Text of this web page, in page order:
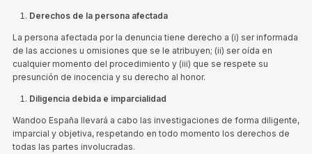
Derechos de la persona afectada
La persona afectada por la denuncia tiene derecho a (i) ser informada
de las acciones u omisiones que se le atribuyen; (ii) ser oída en
cualquier momento del procedimiento y (iii) que se respete su
presunción de inocencia y su derecho al honor.
Diligencia debida e imparcialidad
Wandoo España llevará a cabo las investigaciones de forma diligente,
imparcial y objetiva, respetando en todo momento los derechos de
todas las partes involucradas.